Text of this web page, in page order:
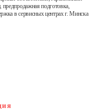
предпродажная подготовка,
в сервисных центрах г. Минска